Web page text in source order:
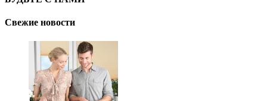
Свежие новости